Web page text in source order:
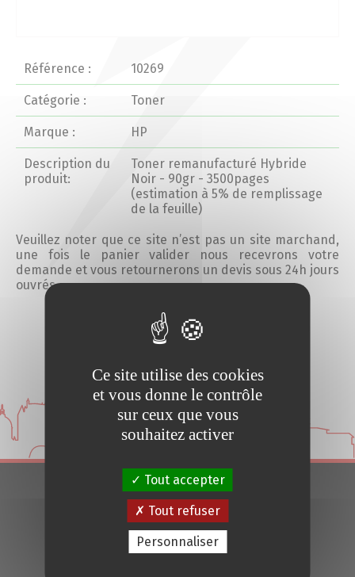
Produits
Professionnels
Particuliers
Catalogue
Analyse de vos besoins
Conseils et Astuces
Devis en 24H
Notre métier
Contact/magasins
Référence : 10269
Catégorie : Toner
Marque : HP
Description du
produit:
Toner remanufacturé Hybride
Noir - 90gr - 3500pages
(estimation à 5% de remplissage
de la feuille)
Veuillez noter que ce site n’est pas un site marchand,
une fois le panier valider nous recevrons votre
demande et vous retournerons un devis sous 24h jours
ouvrés.
Ajouter au devis
Ce site utilise des cookies
et vous donne le contrôle
sur ceux que vous
souhaitez activer
Tout accepter
Tout refuser
Personnaliser